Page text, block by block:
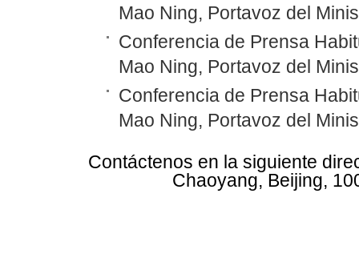
Mao Ning, Portavoz del
Conferencia de Prensa
Mao Ning, Portavoz del
Conferencia de Prensa
Mao Ning, Portavoz del
Contáctenos en la siguiente
Chaoyang, Beijing,